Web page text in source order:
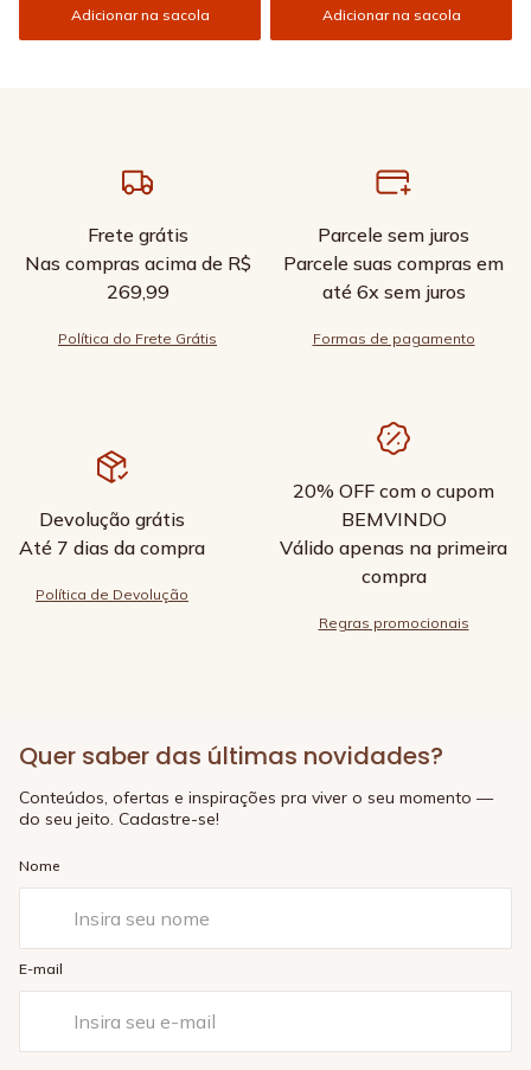
Adicionar na sacola Adicionar na sacola
Frete grátis
Nas compras acima de R$
269,99
Política do Frete Grátis
Parcele sem juros
Parcele suas compras em
até 6x sem juros
Formas de pagamento
Devolução grátis
Até 7 dias da compra
Política de Devolução
20% OFF com o cupom
BEMVINDO
Válido apenas na primeira
compra
Regras promocionais
Quer saber das últimas novidades?
Conteúdos, ofertas e inspirações pra viver o seu momento —
do seu jeito. Cadastre-se!
Nome
E-mail